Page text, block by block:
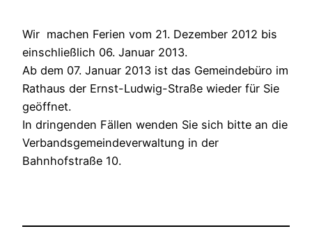
Wir machen Ferien vom 21. Dezember 2012 bis
einschließlich 06. Januar 2013.
Ab dem 07. Januar 2013 ist das Gemeindebüro im
Rathaus der Ernst-Ludwig-Straße wieder für Sie
geöffnet.
In dringenden Fällen wenden Sie sich bitte an die
Verbandsgemeindeverwaltung in der
Bahnhofstraße 10.